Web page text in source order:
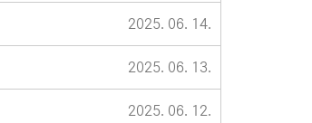
2025. 06. 14.
2025. 06. 13.
2025. 06. 12.